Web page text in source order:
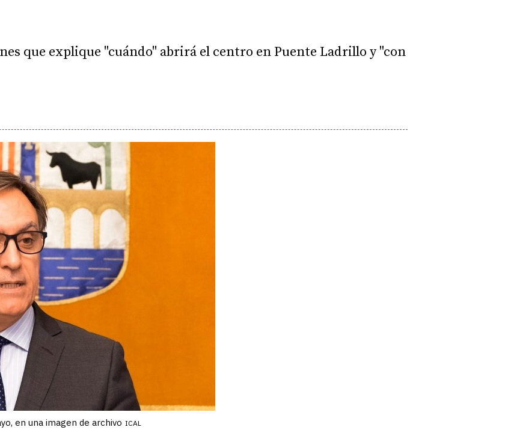
que explique "cuándo" abrirá el centro en Puente Ladrillo y "con
en una imagen de archivo ICAL